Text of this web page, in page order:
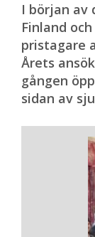
I början av
Finland
pristagare
Årets
gången
sidan av